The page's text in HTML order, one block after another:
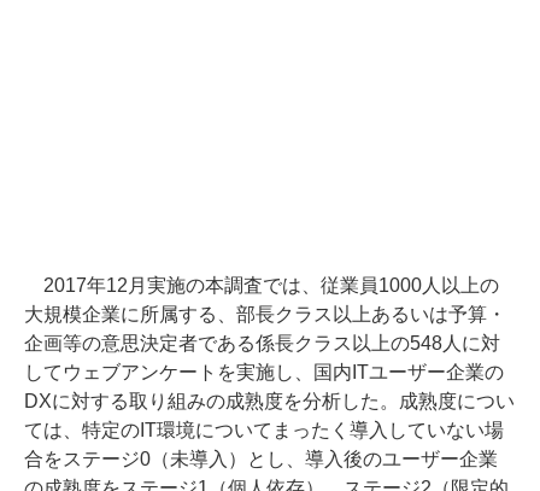
2017年12月実施の本調査では、従業員1000人以上の
大規模企業に所属する、部長クラス以上あるいは予算・
企画等の意思決定者である係長クラス以上の548人に対
してウェブアンケートを実施し、国内ITユーザー企業の
DXに対する取り組みの成熟度を分析した。成熟度につい
ては、特定のIT環境についてまったく導入していない場
合をステージ0（未導入）とし、導入後のユーザー企業